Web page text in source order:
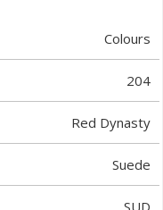
Colours
204
Red Dynasty
Suede